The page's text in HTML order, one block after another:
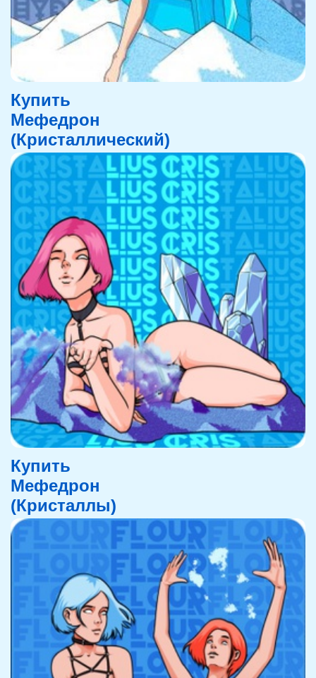
Купить
Мефедрон
(Кристаллический)
Купить
Мефедрон
(Кристаллы)